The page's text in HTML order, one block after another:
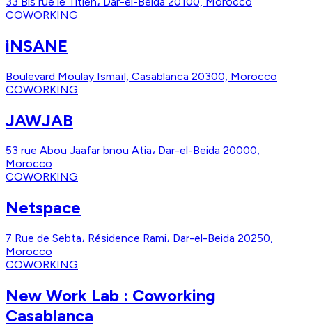
COWORKING
iNSANE
Boulevard Moulay Ismaïl, Casablanca 20300, Morocco
COWORKING
JAWJAB
53 rue Abou Jaafar bnou Atia، Dar-el-Beida 20000,
Morocco
COWORKING
Netspace
7 Rue de Sebta، Résidence Rami، Dar-el-Beida 20250,
Morocco
COWORKING
New Work Lab : Coworking
Casablanca